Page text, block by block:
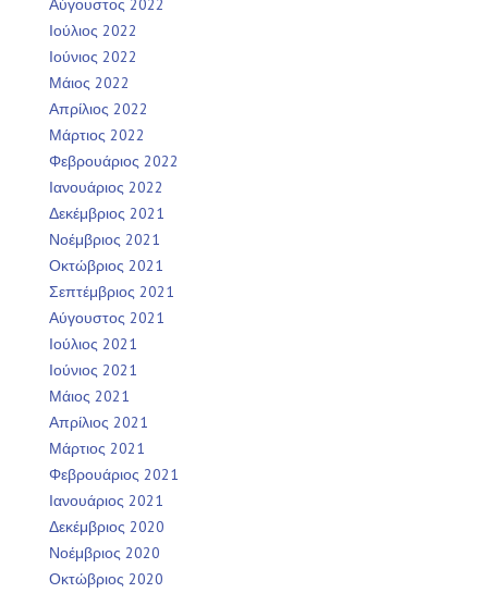
Αύγουστος 2022
Ιούλιος 2022
Ιούνιος 2022
Μάιος 2022
Απρίλιος 2022
Μάρτιος 2022
Φεβρουάριος 2022
Ιανουάριος 2022
Δεκέμβριος 2021
Νοέμβριος 2021
Οκτώβριος 2021
Σεπτέμβριος 2021
Αύγουστος 2021
Ιούλιος 2021
Ιούνιος 2021
Μάιος 2021
Απρίλιος 2021
Μάρτιος 2021
Φεβρουάριος 2021
Ιανουάριος 2021
Δεκέμβριος 2020
Νοέμβριος 2020
Οκτώβριος 2020